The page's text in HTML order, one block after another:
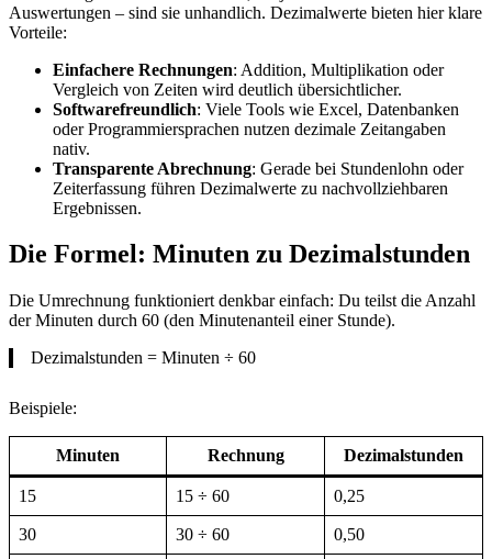
Auswertungen – sind sie unhandlich. Dezimalwerte bieten hier klare
Vorteile:
Einfachere Rechnungen: Addition, Multiplikation oder
Vergleich von Zeiten wird deutlich übersichtlicher.
Softwarefreundlich: Viele Tools wie Excel, Datenbanken
oder Programmiersprachen nutzen dezimale Zeitangaben
nativ.
Transparente Abrechnung: Gerade bei Stundenlohn oder
Zeiterfassung führen Dezimalwerte zu nachvollziehbaren
Ergebnissen.
Die Formel: Minuten zu Dezimalstunden
Die Umrechnung funktioniert denkbar einfach: Du teilst die Anzahl
der Minuten durch 60 (den Minutenanteil einer Stunde).
Dezimalstunden = Minuten ÷ 60
Beispiele:
Minuten Rechnung Dezimalstunden
15 15 ÷ 60 0,25
30 30 ÷ 60 0,50